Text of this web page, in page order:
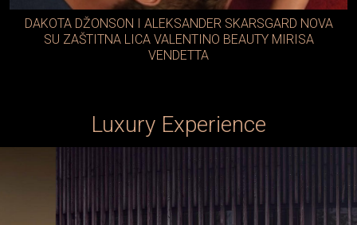
DAKOTA DŽONSON I ALEKSANDER SKARSGARD NOVA
SU ZAŠTITNA LICA VALENTINO BEAUTY MIRISA
VENDETTA
Luxury Experience